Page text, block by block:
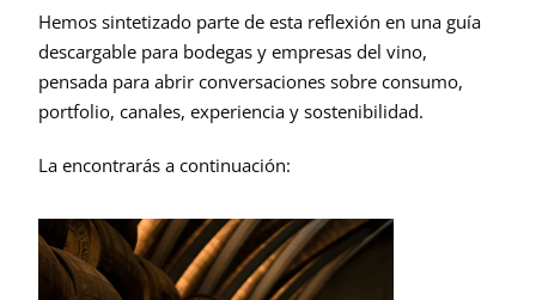
Hemos sintetizado parte de esta reflexión en una guía
descargable para bodegas y empresas del vino,
pensada para abrir conversaciones sobre consumo,
portfolio, canales, experiencia y sostenibilidad.
La encontrarás a continuación: